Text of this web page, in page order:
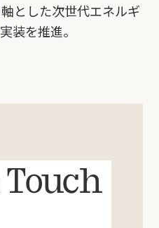
とした次世代エネルギ
装を推進。